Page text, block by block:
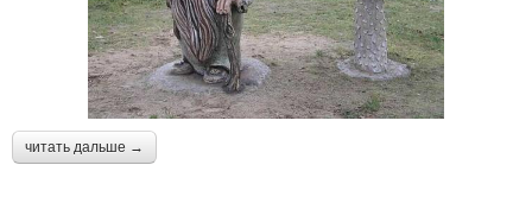
читать дальше →